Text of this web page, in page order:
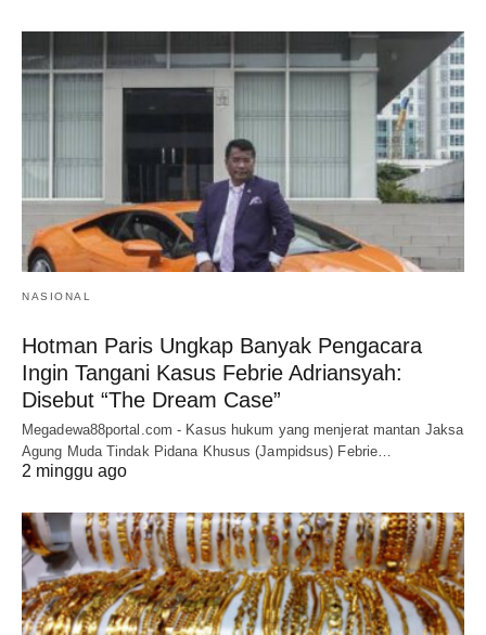
NASIONAL
Hotman Paris Ungkap Banyak Pengacara
Ingin Tangani Kasus Febrie Adriansyah:
Disebut “The Dream Case”
Megadewa88portal.com - Kasus hukum yang menjerat mantan Jaksa
Agung Muda Tindak Pidana Khusus (Jampidsus) Febrie…
2 minggu ago